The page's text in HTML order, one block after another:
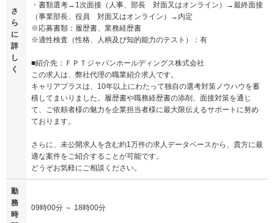
さ
ら
に
詳
し
く
・書類選考→1次面接（人事、部長 対面又はオンライン）→最終面接
（事業部長、役員 対面又はオンライン）→内定
※応募書類：履歴書、業務経歴書
※適性検査（性格、人柄及び知的能力のテスト）：有
■紹介先：ＦＰＴジャパンホールディングス株式会社
この求人は、弊社代理の職業紹介求人です。
キャリアプラスは、10年以上にわたって独自の選考対策ノウハウを蓄
積してまいりました。履歴書や職務経歴書の添削、面接対策を通じ
て、ご依頼者様の魅力を企業担当者様に最大限伝えるサポートに努め
ております。
さらに、未公開求人を含む約1万件の求人データベースから、貴方に最
適な案件をご紹介することが可能です。
どうぞお気軽にご相談ください。
勤
務
時
09時00分 ～ 18時00分